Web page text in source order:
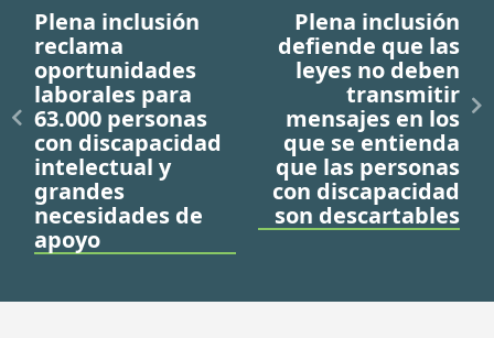
Plena inclusión
reclama
oportunidades
laborales para
63.000 personas
con discapacidad
intelectual y
grandes
necesidades de
apoyo
Plena inclusión
defiende que las
leyes no deben
transmitir
mensajes en los
que se entienda
que las personas
con discapacidad
son descartables